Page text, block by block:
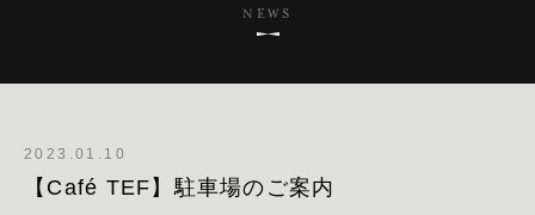
NEWS
2023.01.10
【Café TEF】駐車場のご案内